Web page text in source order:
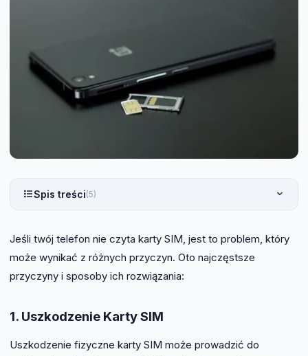
Spis treści(5)
Jeśli twój telefon nie czyta karty SIM, jest to problem, który
może wynikać z różnych przyczyn. Oto najczęstsze
przyczyny i sposoby ich rozwiązania:
1. Uszkodzenie Karty SIM
Uszkodzenie fizyczne karty SIM może prowadzić do